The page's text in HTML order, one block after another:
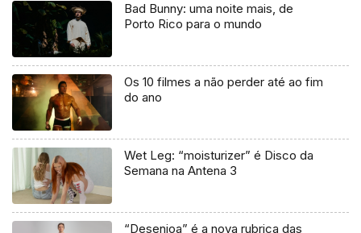
Bad Bunny: uma noite mais, de
Porto Rico para o mundo
Os 10 filmes a não perder até ao fim
do ano
Wet Leg: “moisturizer” é Disco da
Semana na Antena 3
“Desenjoa” é a nova rubrica das